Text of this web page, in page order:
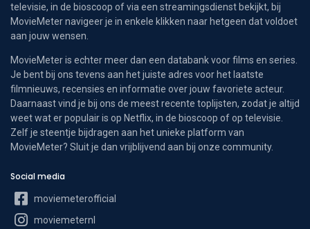
televisie, in de bioscoop of via een streamingsdienst bekijkt, bij
MovieMeter navigeer je in enkele klikken naar hetgeen dat voldoet
aan jouw wensen.
MovieMeter is echter meer dan een databank voor films en series.
Je bent bij ons tevens aan het juiste adres voor het laatste
filmnieuws, recensies en informatie over jouw favoriete acteur.
Daarnaast vind je bij ons de meest recente toplijsten, zodat je altijd
weet wat er populair is op Netflix, in de bioscoop of op televisie.
Zelf je steentje bijdragen aan het unieke platform van
MovieMeter? Sluit je dan vrijblijvend aan bij onze community.
Social media
moviemeterofficial
moviemeternl